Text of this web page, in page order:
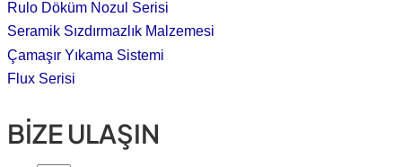
Rulo Döküm Nozul Serisi
Seramik Sızdırmazlık Malzemesi
Çamaşır Yıkama Sistemi
Flux Serisi
BİZE ULAŞIN